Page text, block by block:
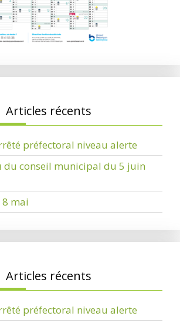
Articles récents
préfectoral niveau alerte
du conseil municipal du 5 juin
8 mai
Articles récents
préfectoral niveau alerte